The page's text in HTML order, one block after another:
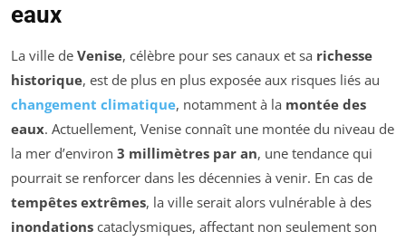
eaux
La ville de Venise, célèbre pour ses canaux et sa richesse
historique, est de plus en plus exposée aux risques liés au
changement climatique, notamment à la montée des
eaux. Actuellement, Venise connaît une montée du niveau de
la mer d’environ 3 millimètres par an, une tendance qui
pourrait se renforcer dans les décennies à venir. En cas de
tempêtes extrêmes, la ville serait alors vulnérable à des
inondations cataclysmiques, affectant non seulement son